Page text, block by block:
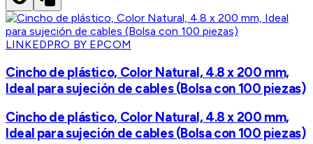
LINKEDPRO BY EPCOM
Cincho de plástico, Color Natural, 4.8 x 200 mm,
Ideal para sujeción de cables (Bolsa con 100 piezas)
Cincho de plástico, Color Natural, 4.8 x 200 mm,
Ideal para sujeción de cables (Bolsa con 100 piezas)